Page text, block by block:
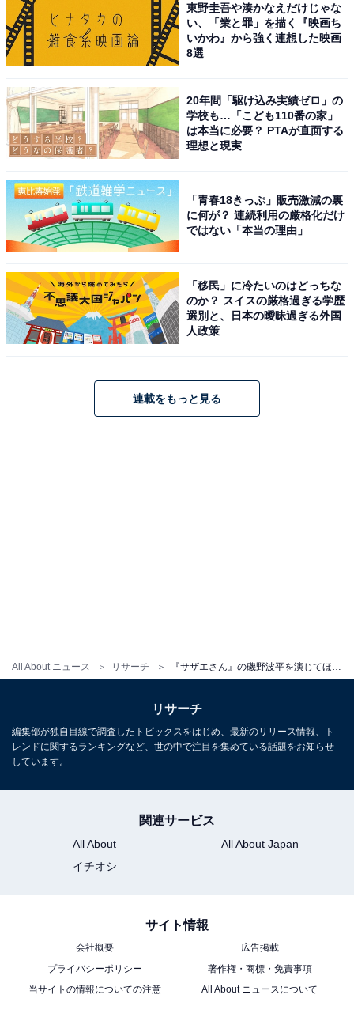
All About ニュース リサーチ 『サザエさん』の磯野波平を演じてほしい俳優ランキング！ 竹中直人、伊武雅刀らを抑えた1位は？
東野圭吾や湊かなえだけじゃな
い、「業と罪」を描く『映画ち
いかわ』から強く連想した映画
8選
20年間「駆け込み実績ゼロ」の
学校も…「こども110番の家」
は本当に必要？ PTAが直面する
理想と現実
「青春18きっぷ」販売激減の裏
に何が？ 連続利用の厳格化だけ
ではない「本当の理由」
「移民」に冷たいのはどっちな
のか？ スイスの厳格過ぎる学歴
選別と、日本の曖昧過ぎる外国
人政策
連載をもっと見る
リサーチ
編集部が独自目線で調査したトピックスをはじめ、最新のリリース情報、ト
レンドに関するランキングなど、世の中で注目を集めている話題をお知らせ
しています。
関連サービス
All About
All About Japan
イチオシ
サイト情報
会社概要
広告掲載
プライバシーポリシー
著作権・商標・免責事項
当サイトの情報についての注意
All About ニュースについて